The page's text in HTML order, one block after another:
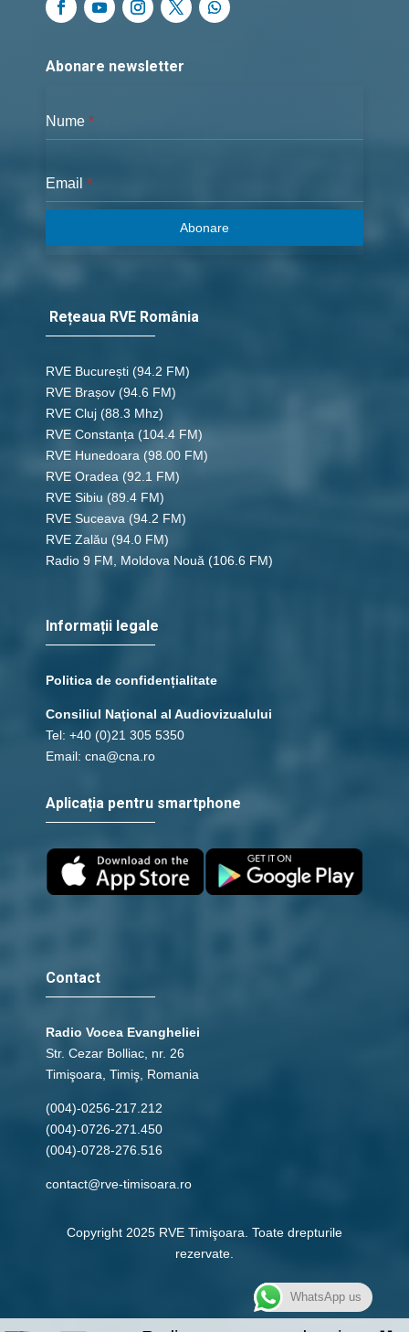
Abonare newsletter
Nume *
Email *
Abonare
Rețeaua RVE România
RVE București (94.2 FM)
RVE Brașov (94.6 FM)
RVE Cluj (88.3 Mhz)
RVE Constanța (104.4 FM)
RVE Hunedoara (98.00 FM)
RVE Oradea (92.1 FM)
RVE Sibiu (89.4 FM)
RVE Suceava (94.2 FM)
RVE Zalău (94.0 FM)
Radio 9 FM, Moldova Nouă (106.6 FM)
Informații legale
Politica de confidențialitate
Consiliul Naţional al Audiovizualului
Tel: +40 (0)21 305 5350
Email: cna@cna.ro
Aplicația pentru smartphone
Contact
Radio Vocea Evangheliei
Str. Cezar Bolliac, nr. 26
Timişoara, Timiş, Romania
(004)-0256-217.212
(004)-0726-271.450
(004)-0728-276.516
contact@rve-timisoara.ro
Copyright 2025 RVE Timişoara. Toate drepturile
rezervate.
WhatsApp us